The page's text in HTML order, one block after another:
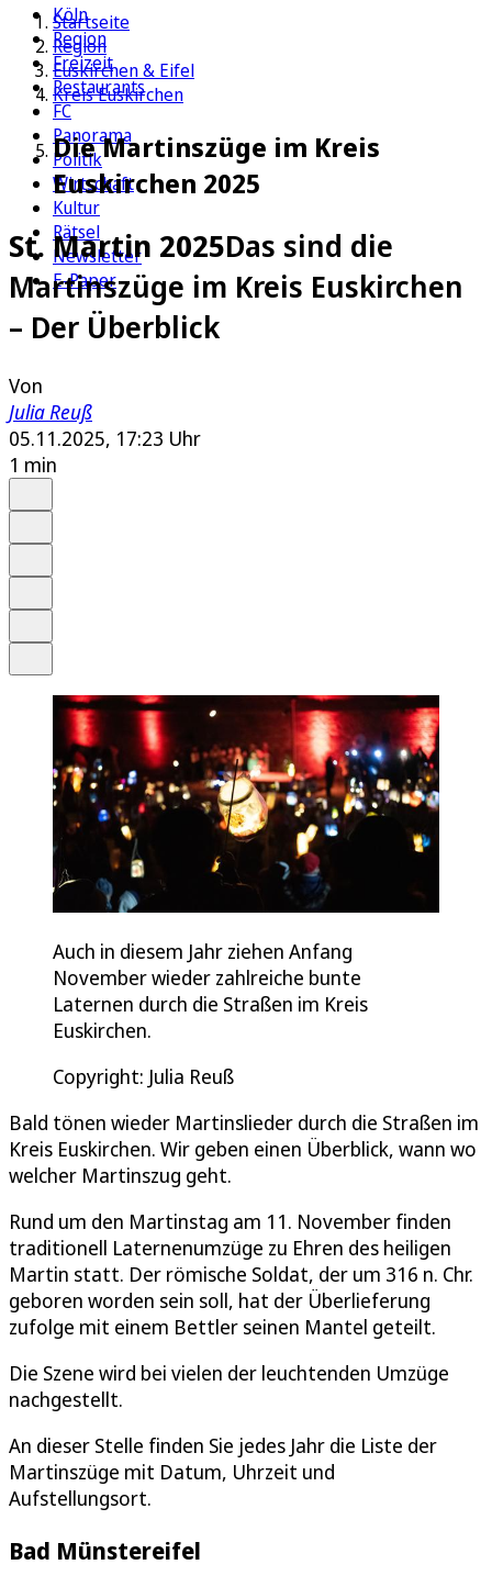
Köln
Region
Freizeit
Restaurants
FC
Panorama
Politik
Wirtschaft
Kultur
Rätsel
Newsletter
E-Paper
Startseite
Region
Euskirchen & Eifel
Kreis Euskirchen
Die Martinszüge im Kreis
Euskirchen 2025
St. Martin 2025Das sind die
Martinszüge im Kreis Euskirchen
– Der Überblick
Von
Julia Reuß
05.11.2025, 17:23 Uhr
1 min
Auch in diesem Jahr ziehen Anfang
November wieder zahlreiche bunte
Laternen durch die Straßen im Kreis
Euskirchen.
Copyright: Julia Reuß
Bald tönen wieder Martinslieder durch die Straßen im
Kreis Euskirchen. Wir geben einen Überblick, wann wo
welcher Martinszug geht.
Rund um den Martinstag am 11. November finden
traditionell Laternenumzüge zu Ehren des heiligen
Martin statt. Der römische Soldat, der um 316 n. Chr.
geboren worden sein soll, hat der Überlieferung
zufolge mit einem Bettler seinen Mantel geteilt.
Die Szene wird bei vielen der leuchtenden Umzüge
nachgestellt.
An dieser Stelle finden Sie jedes Jahr die Liste der
Martinszüge mit Datum, Uhrzeit und
Aufstellungsort.
Bad Münstereifel